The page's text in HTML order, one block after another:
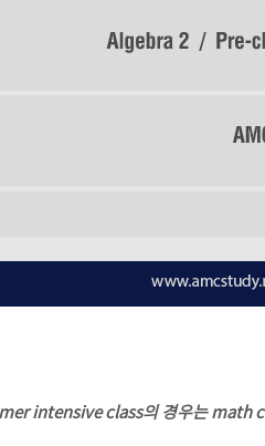
intensive class의 경우는 math